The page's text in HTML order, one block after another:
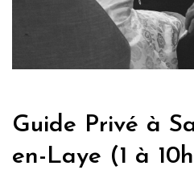
Guide Privé à
en-Laye (1 à